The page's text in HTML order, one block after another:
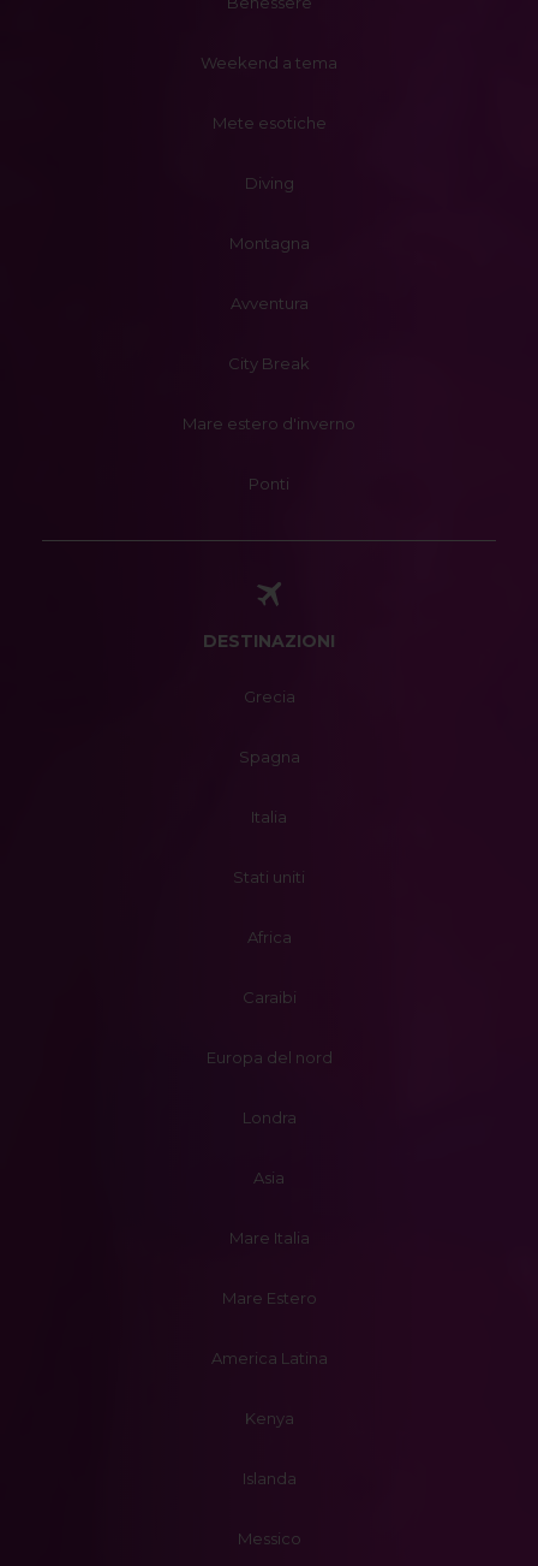
Weekend a tema
Mete esotiche
Diving
Montagna
Avventura
City Break
Mare estero d'inverno
Ponti
DESTINAZIONI
Grecia
Spagna
Italia
Stati uniti
Africa
Caraibi
Europa del nord
Londra
Asia
Mare Italia
Mare Estero
America Latina
Kenya
Islanda
Messico